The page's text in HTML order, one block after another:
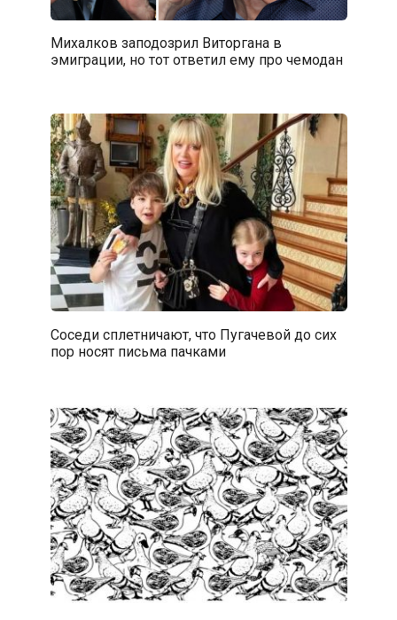
Михалков заподозрил Виторгана в
эмиграции, но тот ответил ему про чемодан
Соседи сплетничают, что Пугачевой до сих
пор носят письма пачками